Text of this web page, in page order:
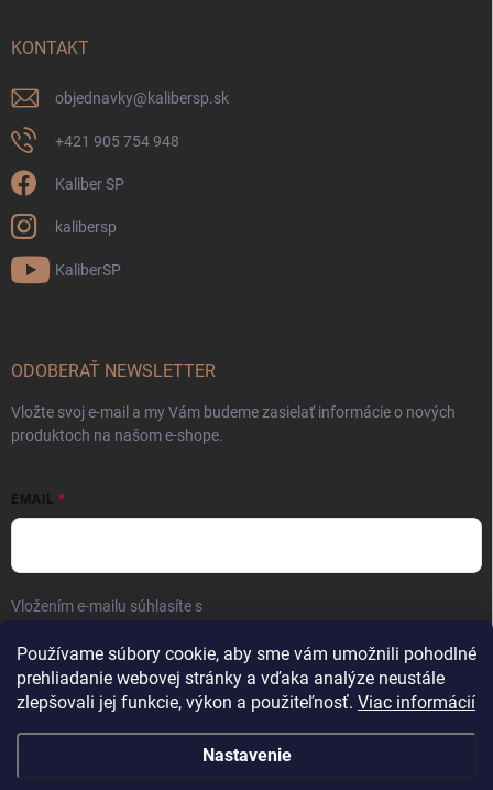
Používame súbory cookie, aby sme vám umožnili pohodlné
prehliadanie webovej stránky a vďaka analýze neustále
zlepšovali jej funkcie, výkon a použiteľnosť. Viac informácií
Nastavenie
KONTAKT
objednavky@kalibersp.sk
+421 905 754 948
Kaliber SP
kalibersp
KaliberSP
ODOBERAŤ NEWSLETTER
Vložte svoj e-mail a my Vám budeme zasielať informácie o nových
produktoch na našom e-shope.
EMAIL
Vložením e-mailu súhlasíte s
Prihlásiť sa